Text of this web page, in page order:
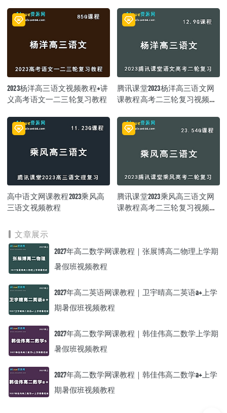
2023杨洋高三语文视频教程+讲
义高考语文一二三轮复习教程
腾讯课堂2023杨洋高三语文网
课教程高考二三轮复习视频教
高中语文网课教程2023乘风高
三语文视频教程
腾讯课堂2023乘风高三语文网
课教程高考二三轮复习视频教
文章展示
2027年高二数学网课教程｜张展博高二物理上学期
暑假班视频教程
2027年高二英语网课教程｜卫宇晴高二英语a+上学
期暑假班视频教程
2027年高二数学网课教程｜韩佳伟高二数学上学期
暑假班视频教程
2027年高二数学网课教程｜韩佳伟高二数学a+上学
期暑假班视频教程